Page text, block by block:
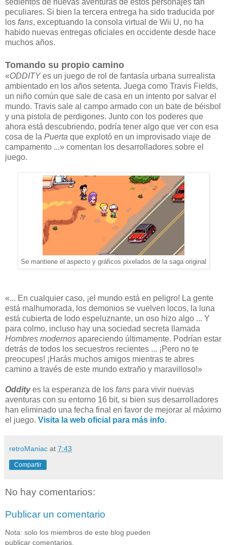
sedientos de nuevas aventuras de éstos personajes tan
peculiares. Si bien la tercera entrega ha sido traducida por
los fans, exceptuando la consola virtual de Wii U, no ha
habido nuevas entregas oficiales en occidente desde hace
muchos años.
Tomando su propio camino
«ODDITYes un juego de rol de fantasía urbana surrealista
ambientado en los años setenta. Juega como Travis Fields,
un niño común que sale de casa en un intento por salvar el
mundo. Travis sale al campo armado con un bate de béisbol
y una pistola de perdigones. Junto con los poderes que
ahora está descubriendo, podría tener algo que ver con esa
cosa de la Puerta que explotó en un improvisado viaje de
campamento ...» comentan los desarrolladores sobre el
juego.
Se mantiene el aspecto y gráficos pixelados de la saga original
«... En cualquier caso, ¡el mundo está en peligro! La gente
está malhumorada, los demonios se vuelven locos, la luna
está cubierta de lodo espeluznante, un oso hizo algo ... Y
para colmo, incluso hay una sociedad secreta llamada
Hombres modernos apareciendo últimamente. Podrían estar
detrás de todos los secuestros recientes ... ¡Pero no te
preocupes! ¡Harás muchos amigos mientras te abres
camino a través de este mundo extraño y maravilloso!»
Oddityes la esperanza de los fans para vivir nuevas
aventuras con su entorno 16 bit, si bien sus desarrolladores
han eliminado una fecha final en favor de mejorar al máximo
el juego. Visita la web oficial para más info.
retroManiac at 7:43
Compartir
No hay comentarios:
Publicar un comentario
Nota: solo los miembros de este blog pueden
publicar comentarios.